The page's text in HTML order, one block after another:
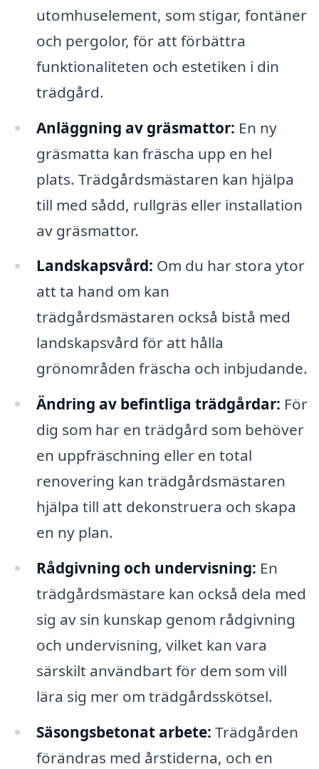
utomhuselement, som stigar, fontäner
och pergolor, för att förbättra
funktionaliteten och estetiken i din
trädgård.
Anläggning av gräsmattor: En ny
gräsmatta kan fräscha upp en hel
plats. Trädgårdsmästaren kan hjälpa
till med sådd, rullgräs eller installation
av gräsmattor.
Landskapsvård: Om du har stora ytor
att ta hand om kan
trädgårdsmästaren också bistå med
landskapsvård för att hålla
grönområden fräscha och inbjudande.
Ändring av befintliga trädgårdar: För
dig som har en trädgård som behöver
en uppfräschning eller en total
renovering kan trädgårdsmästaren
hjälpa till att dekonstruera och skapa
en ny plan.
Rådgivning och undervisning: En
trädgårdsmästare kan också dela med
sig av sin kunskap genom rådgivning
och undervisning, vilket kan vara
särskilt användbart för dem som vill
lära sig mer om trädgårdsskötsel.
Säsongsbetonat arbete: Trädgården
förändras med årstiderna, och en